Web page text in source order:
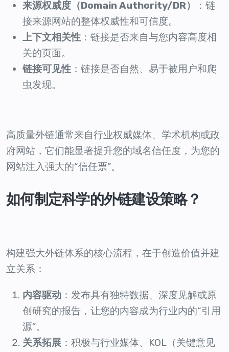
来源权威度（Domain Authority/DR）
：链
接来源网站的整体权威性和可信度。
上下文相关性 ：链接是否来自与您内容高度相
关的页面。
链接可见性 ：链接是否自然、易于被用户和爬
虫发现。
高质量外链通常来自行业权威媒体、学术机构或政
府网站，它们能显著提升您的域名信任度，为您的
网站注入强大的“信任票”。
如何制定科学的外链建设策略？
构建强大外链体系的核心流程，在于创造价值并建
立关系：
内容驱动 ：发布具有独特数据、深度见解或原
创研究的报告，让您的内容成为行业内的“引用
源”。
关系拓展 ：积极与行业媒体、KOL（关键意见